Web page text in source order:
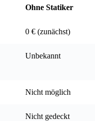
Ohne Statiker
0 € (zunächst)
Unbekannt
Nicht möglich
Nicht gedeckt